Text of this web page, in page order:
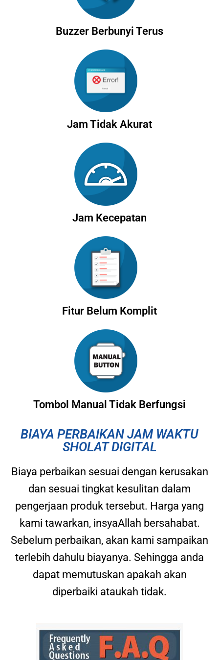
Buzzer Berbunyi Terus
Jam Tidak Akurat
Jam Kecepatan
Fitur Belum Komplit
Tombol Manual Tidak Berfungsi
BIAYA PERBAIKAN JAM WAKTU
SHOLAT DIGITAL
Biaya perbaikan sesuai dengan kerusakan
dan sesuai tingkat kesulitan dalam
pengerjaan produk tersebut. Harga yang
kami tawarkan, insyaAllah bersahabat.
Sebelum perbaikan, akan kami sampaikan
terlebih dahulu biayanya. Sehingga anda
dapat memutuskan apakah akan
diperbaiki ataukah tidak.